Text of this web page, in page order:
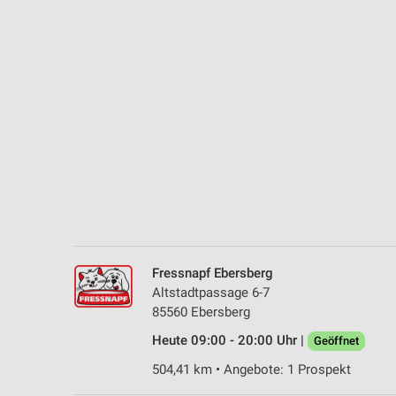
Fressnapf Ebersberg
Altstadtpassage 6-7
85560 Ebersberg
Heute 09:00 - 20:00 Uhr |
Geöffnet
504,41 km • Angebote: 1 Prospekt
Notwendig